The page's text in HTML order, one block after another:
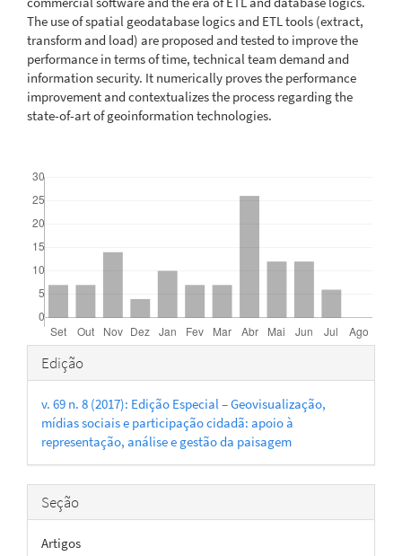
The use of spatial geodatabase logics and ETL tools (extract,
transform and load) are proposed and tested to improve the
performance in terms of time, technical team demand and
information security. It numerically proves the performance
improvement and contextualizes the process regarding the
state-of-art of geoinformation technologies.
Detalhes
do
artigo
Edição
v. 69 n. 8 (2017): Edição Especial – Geovisualização,
mídias sociais e participação cidadã: apoio à
representação, análise e gestão da paisagem
Seção
Artigos